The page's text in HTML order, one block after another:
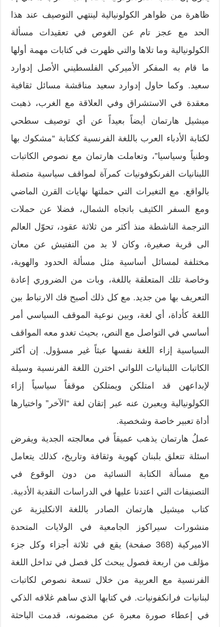
ظاهرة من ظواهر الكولونيالية لينتهي التوصيف عند هذا
الحد مع عجز تام عن الغوص في تعقيدات مسألة
الكولونيالية وما تلاها والتي ظهرت في كتابات مهمة أولها
ما قام به المفكر الأميركي الفلسطيني الأصل إدوارد
سعيد. وكما حاول إدوارد سعيد مناقشة مسائل ثقافية
معقدة في الاستشراق وفي العلاقة مع الغرب، ذهبت
ميشيل هارتمان أيضاً بعيداً عن أي توصيف سطحي
لكتابة الأدباء العرب باللغة الفرنسية ككتابة “مشكوك بها
وطنياً وسياسيا”، وتعاملت هارتمان مع نصوص الكاتبات
اللبنانيات الفرنكوفونيات كمرآة لمواقف سياسية متصلة
بالواقع. مع التغيرات التي حملتها نهايات القرن الماضي
ومع السفر الكثيف باتجاه الشمال، فضلا عن حملات
الترجمة الناشطة منذ أكثر من ثلاثة عقود، تحوّل العالم
الى قرية صغيرة، وكان لا بد من التفتيش عن معان
مختلفة لمسائل أساسية مثل مسألة الحدود والهوية،
وخاصة تلك المتعلقة باللغة، وبات من الضروري إعادة
التعريف بها من جديد. مع كل ذلك أصبح فك الارتباط بين
اللغة كأداة، أي لغة، وبين نوعية الموقف السياسي أمر
أساسي في التواصل مع النص، بحيث تغدو معه المواقف
السياسية إزاء اللغة نفسها عبثاً غير مسؤول. إن أكثر
الكاتبات اللبنانيات اللواتي اخترن اللغة الفرنسية وسيلة
لإبداعهن قد امتلكن ويمتلكن موقفاً سياسياً إزاء
الكولونيالية ويعبرن عنه عبر إتقان لغة “الآخر” واختيارها
أداة تعبير خاصة وشخصية.
عملُ هارتمان يذهب عميقاً في معالجته الجدية ويفرض
اسئلة تتعلق بلبنان كهوية وثقافة وتاريخ، كذلك يتعامل
مع مسألة الكتابة النسائية من دون الوقوع في
التصنيفات التي اعتدنا عليها في الدراسات النقدية الأدبية.
كتاب ميشيل هارتمان الصادر باللغة الانكليزية عن
منشورات سيراكوز الجامعية في الولايات المتحدة
الاميركية (368 صفحة) يقع في ثلاثة أجزاء وكل جزء
مؤلف من اربعة فصول يبحث كل فصل في تداخل اللغة
الفرنسية مع العربية من خلال تسعة نصوص لكاتبات
لبنانيات فرانكفونيات. في كتابها الذي ساهم غلافه الذكي
في إعطاء صورة معبرة عن مضمونه، قدمت الباحثة